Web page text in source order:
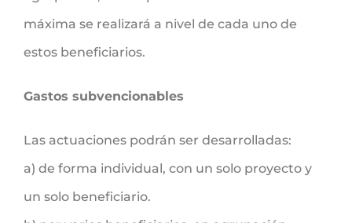
máxima se realizará a nivel de cada uno de
estos beneficiarios.
Gastos subvencionables
Las actuaciones podrán ser desarrolladas:
a) de forma individual, con un solo proyecto y
un solo beneficiario.